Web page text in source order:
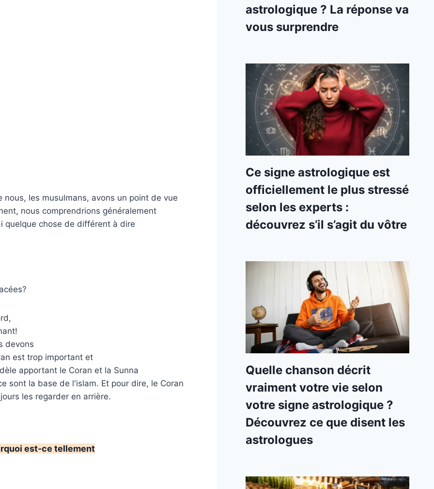
les musulmans, avons un point de vue
nous comprendrions généralement
quelque chose de différent à dire
devons
est trop important et
apportant le Coran et la Sunna
sont la base de l'islam. Et pour dire, le Coran
les regarder en arrière.
est-ce tellement
astrologique ? La réponse va
vous surprendre
Ce signe astrologique est
officiellement le plus stressé
selon les experts :
découvrez s’il s’agit du vôtre
Quelle chanson décrit
vraiment votre vie selon
votre signe astrologique ?
Découvrez ce que disent les
astrologues